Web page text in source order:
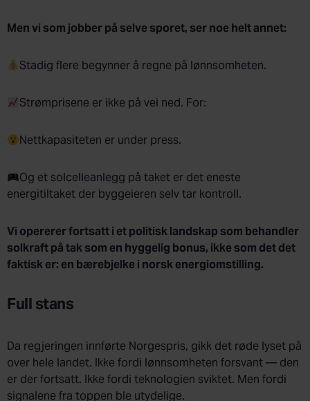
Men vi som jobber på selve sporet, ser noe helt annet:
Stadig flere begynner å regne på lønnsomheten.
Strømprisene er ikke på vei ned. For:
Nettkapasiteten er under press.
Og et solcelleanlegg på taket er det eneste
energitiltaket der byggeieren selv tar kontroll.
Vi opererer fortsatt i et politisk landskap som behandler
solkraft på tak som en hyggelig bonus, ikke som det det
faktisk er: en bærebjelke i norsk energiomstilling.
Full stans
Da regjeringen innførte Norgespris, gikk det røde lyset på
over hele landet. Ikke fordi lønnsomheten forsvant — den
er der fortsatt. Ikke fordi teknologien sviktet. Men fordi
signalene fra toppen ble utydelige.